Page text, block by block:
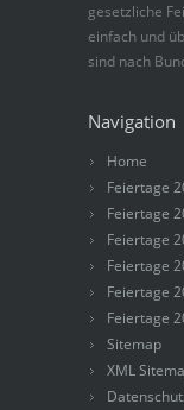
gesetzliche
einfach und
sind nach
Navigation
Home
Feiertage
Feiertage
Feiertage
Feiertage
Feiertage
Feiertage
Sitemap
XML